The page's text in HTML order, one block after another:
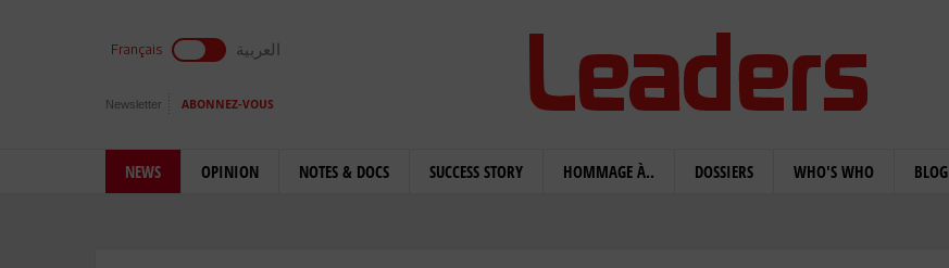
Français العربية
Newsletter ABONNEZ-VOUS
NEWS OPINION NOTES & DOCS SUCCESS STORY HOMMAGE À.. DOSSIERS WHO'S WHO BLOG